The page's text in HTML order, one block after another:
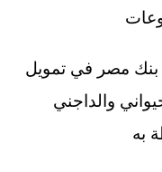
بنك مصر في تمويل
والداجني
به